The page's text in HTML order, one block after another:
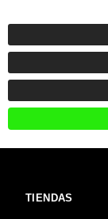
TIENDAS